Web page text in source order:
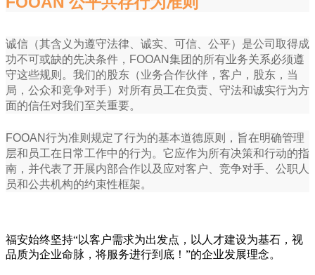
诚信（其含义为遵守法律、诚实、可信、公平）是公司取得成
功不可或缺的先决条件，FOOAN集团的所有业务关系必须遵
守这些规则。我们的股东（业务合作伙伴，客户，股东，当
局，公众和竞争对手）对所有员工在负责、守法和诚实行为方
面的信任对我们至关重要。
FOOAN行为准则规定了行为的基本道德原则，旨在明确管理
层和员工在日常工作中的行为。它应作为所有决策和行动的指
南，并代表了开展内部合作以及应对客户、竞争对手、公职人
员和公共机构的约束性框架。
福安始终坚持“以客户需求为出发点，以人才建设为基石，视
品质为企业命脉，将服务进行到底！”的企业发展理念。